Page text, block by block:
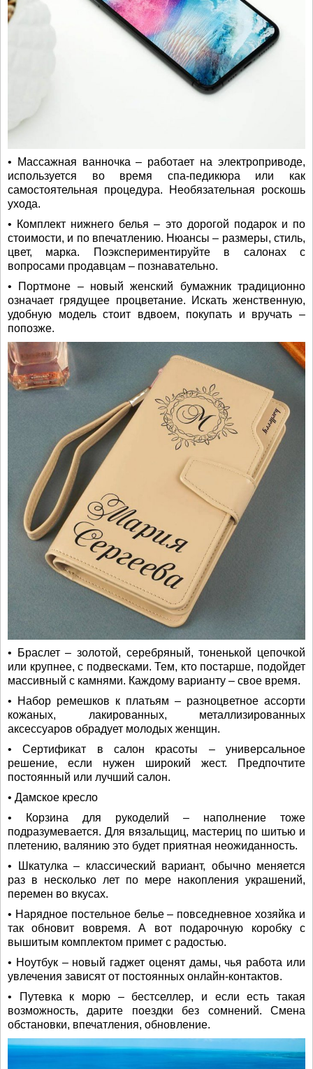
• Массажная ванночка – работает на электроприводе,
используется во время спа-педикюра или как
самостоятельная процедура. Необязательная роскошь
ухода.
• Комплект нижнего белья – это дорогой подарок и по
стоимости, и по впечатлению. Нюансы – размеры, стиль,
цвет, марка. Поэкспериментируйте в салонах с
вопросами продавцам – познавательно.
• Портмоне – новый женский бумажник традиционно
означает грядущее процветание. Искать женственную,
удобную модель стоит вдвоем, покупать и вручать –
попозже.
• Браслет – золотой, серебряный, тоненькой цепочкой
или крупнее, с подвесками. Тем, кто постарше, подойдет
массивный с камнями. Каждому варианту – свое время.
• Набор ремешков к платьям – разноцветное ассорти
кожаных, лакированных, металлизированных
аксессуаров обрадует молодых женщин.
• Сертификат в салон красоты – универсальное
решение, если нужен широкий жест. Предпочтите
постоянный или лучший салон.
• Дамское кресло
• Корзина для рукоделий – наполнение тоже
подразумевается. Для вязальщиц, мастериц по шитью и
плетению, валянию это будет приятная неожиданность.
• Шкатулка – классический вариант, обычно меняется
раз в несколько лет по мере накопления украшений,
перемен во вкусах.
• Нарядное постельное белье – повседневное хозяйка и
так обновит вовремя. А вот подарочную коробку с
вышитым комплектом примет с радостью.
• Ноутбук – новый гаджет оценят дамы, чья работа или
увлечения зависят от постоянных онлайн-контактов.
• Путевка к морю – бестселлер, и если есть такая
возможность, дарите поездки без сомнений. Смена
обстановки, впечатления, обновление.